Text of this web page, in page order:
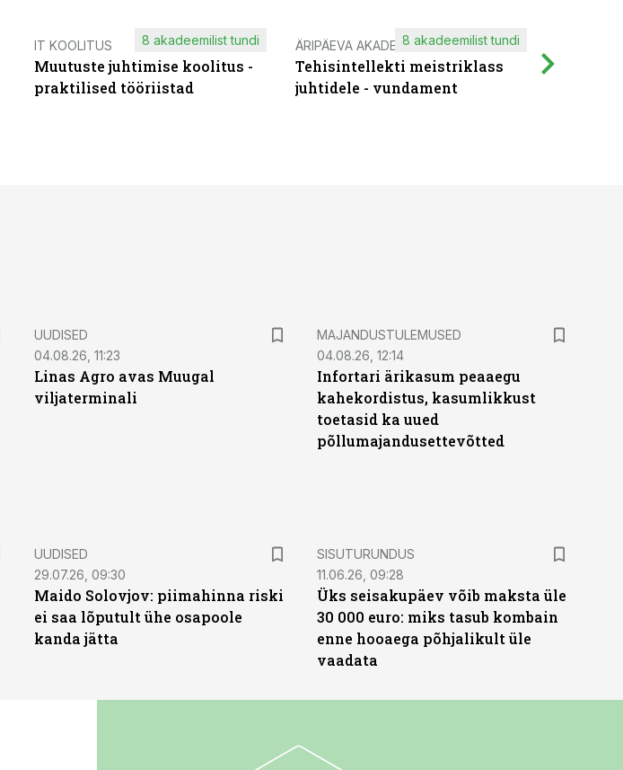
IT KOOLITUS
Muutuste juhtimise koolitus -
praktilised tööriistad
8 akadeemilist tundi ÄRIPÄEVA AKADEEMIA
Tehisintellekti meistriklass
juhtidele - vundament
8 akadeemilist tundi
UUDISED
04.08.26, 11:23
Linas Agro avas Muugal
viljaterminali
MAJANDUSTULEMUSED
04.08.26, 12:14
Infortari ärikasum peaaegu
kahekordistus, kasumlikkust
toetasid ka uued
põllumajandusettevõtted
UUDISED
29.07.26, 09:30
Maido Solovjov: piimahinna riski
ei saa lõputult ühe osapoole
kanda jätta
ST
SISUTURUNDUS
11.06.26, 09:28
Üks seisakupäev võib maksta üle
30 000 euro: miks tasub kombain
enne hooaega põhjalikult üle
vaadata